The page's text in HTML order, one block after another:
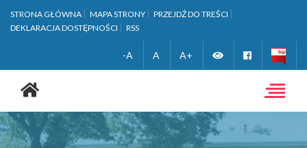
STRONA GŁÓWNA MAPA STRONY
PRZEJDŹ DO TREŚCI
DEKLARACJA DOSTĘPNOŚCI
RSS
-A A A+ Zmień
kontrastową
Facebook
Toggle
główna